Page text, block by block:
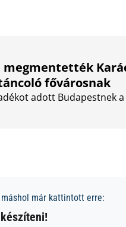
megmentették
fővárosnak
adott Budapestnek
már kattintott erre: